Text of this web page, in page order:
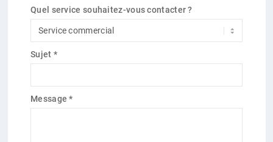
Quel service souhaitez-vous contacter ?
Sujet *
Message *